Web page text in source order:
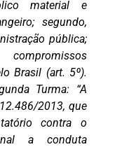
material e
segundo,
pública;
Brasil (art. 5º).
Turma: “A
2013, que
contra o
a conduta